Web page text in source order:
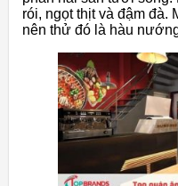
rói, ngọt thịt và đậm đà.
nên thử đó là hàu